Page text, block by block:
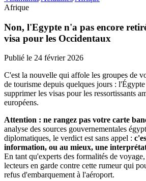
Afrique
Non, l'Egypte n'a pas encore
visa pour les Occidentaux
Publié le 24 février 2026
C'est la nouvelle qui affole les groupes de
de tourisme depuis quelques jours :
supprimer les visas pour les ressortissants
européens.
Attention : ne rangez pas votre carte
analyse des sources gouvernementales
diplomatiques, le verdict est sans appel :
information, ou au mieux, une
En tant qu'experts des formalités de
lecteurs en garde contre cette rumeur qui
refus d'embarquement à l'aéroport.